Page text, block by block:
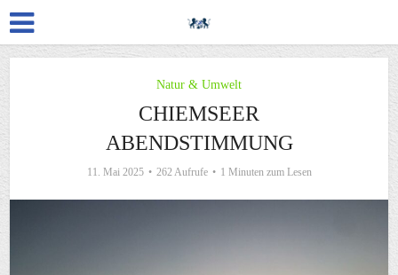
Natur & Umwelt
CHIEMSEER
ABENDSTIMMUNG
11. Mai 2025 262 Aufrufe 1 Minuten zum Lesen